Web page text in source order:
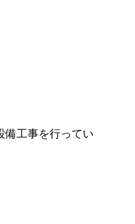
備工事を行ってい